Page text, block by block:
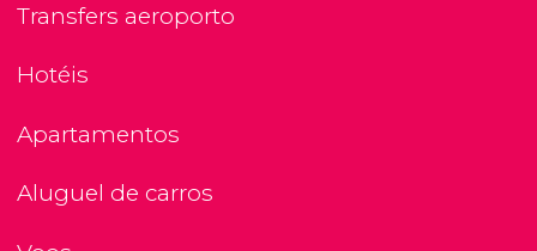
Transfers aeroporto
Hotéis
Apartamentos
Aluguel de carros